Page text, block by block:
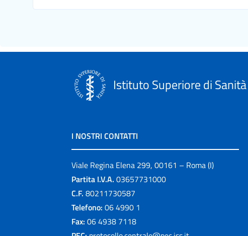
Istituto Superiore di Sanità
I NOSTRI CONTATTI
Viale Regina Elena 299, 00161 – Roma (I)
Partita I.V.A. 03657731000
C.F. 80211730587
Telefono: 06 4990 1
Fax: 06 4938 7118